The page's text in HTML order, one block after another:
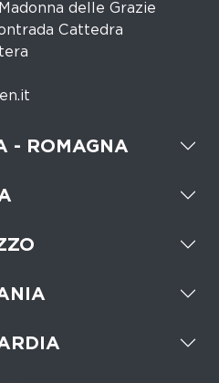
delle Grazie
Cattedra
- ROMAGNA